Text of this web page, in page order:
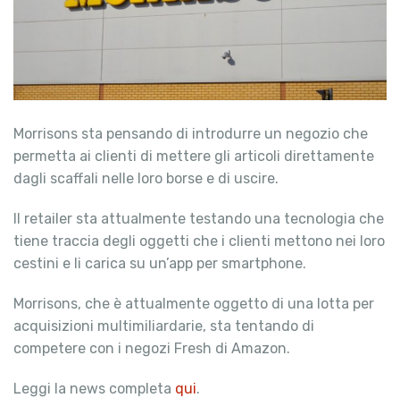
Morrisons sta pensando di introdurre un negozio che
permetta ai clienti di mettere gli articoli direttamente
dagli scaffali nelle loro borse e di uscire.
Il retailer sta attualmente testando una tecnologia che
tiene traccia degli oggetti che i clienti mettono nei loro
cestini e li carica su un’app per smartphone.
Morrisons, che è attualmente oggetto di una lotta per
acquisizioni multimiliardarie, sta tentando di
competere con i negozi Fresh di Amazon.
Leggi la news completa qui.